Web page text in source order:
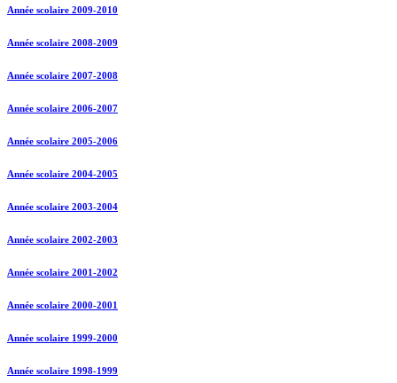
Année scolaire 2009-2010
Année scolaire 2008-2009
Année scolaire 2007-2008
Année scolaire 2006-2007
Année scolaire 2005-2006
Année scolaire 2004-2005
Année scolaire 2003-2004
Année scolaire 2002-2003
Année scolaire 2001-2002
Année scolaire 2000-2001
Année scolaire 1999-2000
Année scolaire 1998-1999